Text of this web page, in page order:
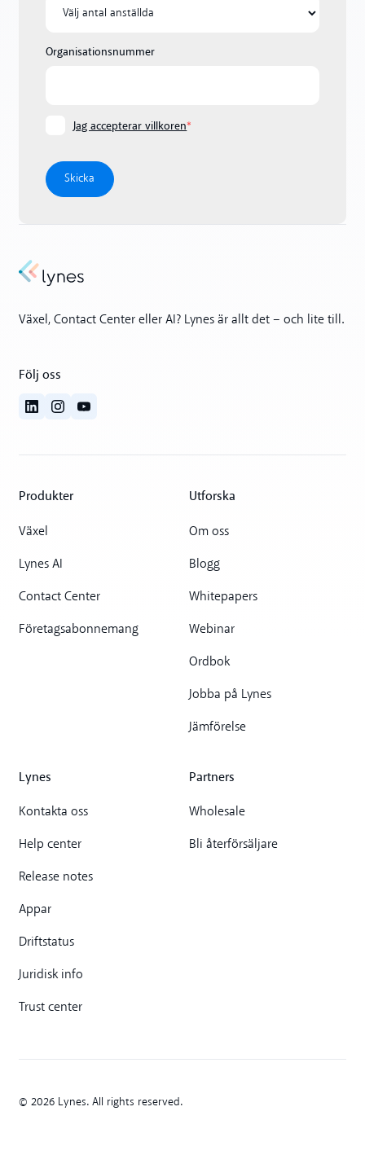
Organisationsnummer
Jag accepterar villkoren*
Växel, Contact Center eller AI? Lynes är allt det – och lite till.
Följ oss
Produkter
Växel
Lynes AI
Contact Center
Företagsabonnemang
Utforska
Om oss
Blogg
Whitepapers
Webinar
Ordbok
Jobba på Lynes
Jämförelse
Lynes
Kontakta oss
Help center
Release notes
Appar
Driftstatus
Juridisk info
Trust center
Partners
Wholesale
Bli återförsäljare
© 2026 Lynes. All rights reserved.